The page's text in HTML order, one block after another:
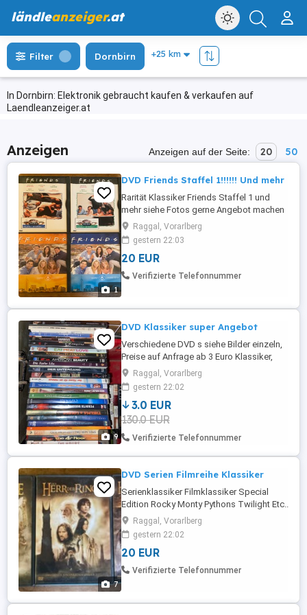
ländleanzeiger.at
In Dornbirn: Elektronik gebraucht kaufen & verkaufen auf
Laendleanzeiger.at
Filter Dornbirn
Anzeigen Anzeigen auf der Seite: 20 50
1
DVD Friends Staffel 1!!!!!! Und mehr
Rarität Klassiker Friends Staffel 1 und
mehr siehe Fotos gerne Angebot machen
Raggal, Vorarlberg
gestern 22:03
20 EUR
Verifizierte Telefonnummer
9
DVD Klassiker super Angebot
Verschiedene DVD s siehe Bilder einzeln,
Preise auf Anfrage ab 3 Euro Klassiker,
Dokus uvm. Friends. Twilight IM SET 130
Euro
Raggal, Vorarlberg
gestern 22:02
3.0 EUR
130.0 EUR
Verifizierte Telefonnummer
7
DVD Serien Filmreihe Klassiker
Serienklassiker Filmklassiker Special
Edition Rocky Monty Pythons Twilight Etc..
gerne melden und Angebot machen
Raggal, Vorarlberg
gestern 22:02
20 EUR
Verifizierte Telefonnummer